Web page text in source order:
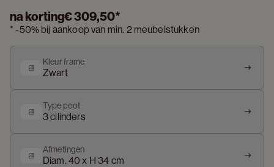
na korting€ 309,50*
*-50% bij aankoop van min. 2 meubelstukken
Kleur frame
Zwart
Type poot
3 cilinders
Afmetingen
Diam. 40 x H 34 cm